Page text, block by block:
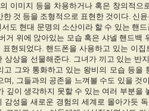
이미지 등을 차용하거나 혹은 창의적으
것 등을 조형적으로 표현한 것이다. 신
도 현대 문명의 소산이라 할 수 있는 핸
거 위에 앉아있는 모습 혹은 샤넬 핸드백
표현되었다. 핸드폰을 사용하고 있는 이
상상을 선물해준다. 그녀가 끼고 있는 반
고 그와 통화하고 있는 왕비의 모습 등을
며, 그들과의 공존을 느껴볼 수도 있을 것
깊이 생각하지 못할 수 있는 여러 부분을
감성을 새로운 경험의 세계로 몰아가듯